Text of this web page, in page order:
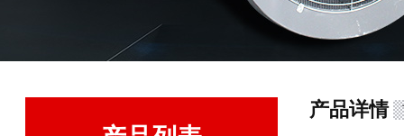
产品详情